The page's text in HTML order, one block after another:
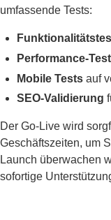
umfassende Tests:
Performance-
Mobile Tests auf
SEO-Validierung
Der Go-Live wird
Geschäftszeiten, um
Launch überwachen
sofortige